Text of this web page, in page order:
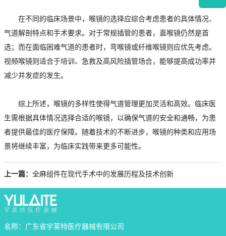
在不同的临床场景中，喉镜的选择应综合考虑患者的具体情况、
气道解剖特点和手术要求。对于常规插管的患者，直喉镜仍然是首
选；而在面临困难气道的患者时，弯喉镜或纤维喉镜则应优先考虑。
视频喉镜则适合于培训、急救及高风险插管场合，能够提高成功率并
减少并发症的发生。
综上所述，喉镜的多样性使得气道管理更加灵活和高效。临床医
生需根据具体情况选择合适的喉镜，以确保气道的安全和通畅，为患
者提供最佳的医疗保障。随着技术的不断进步，喉镜的种类和应用场
景将继续丰富，为临床实践带来更多可能性。
上一篇： 全麻组件在现代手术中的发展历程及技术创新
名称：广东省宇莱特医疗器械有限公司